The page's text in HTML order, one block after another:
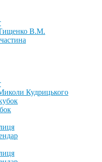
Тищенко В.М.
Кудрицького